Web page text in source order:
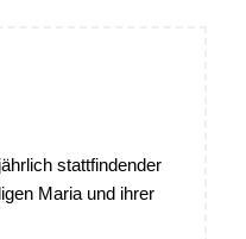
stattfindender
Maria und ihrer